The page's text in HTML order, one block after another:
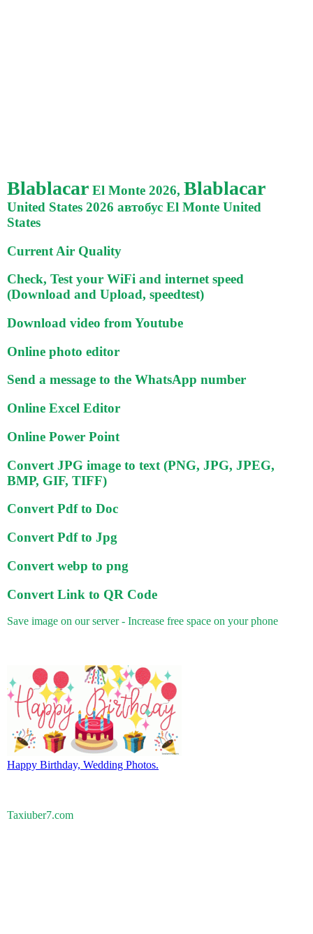
Blablacar El Monte 2026, Blablacar
United States 2026 автобус El Monte United
States
Current Air Quality
Check, Test your WiFi and internet speed
(Download and Upload, speedtest)
Download video from Youtube
Online photo editor
Send a message to the WhatsApp number
Online Excel Editor
Online Power Point
Convert JPG image to text (PNG, JPG, JPEG,
BMP, GIF, TIFF)
Convert Pdf to Doc
Convert Pdf to Jpg
Convert webp to png
Convert Link to QR Code
Save image on our server - Increase free space on your phone
Happy Birthday, Wedding Photos.
Taxiuber7.com